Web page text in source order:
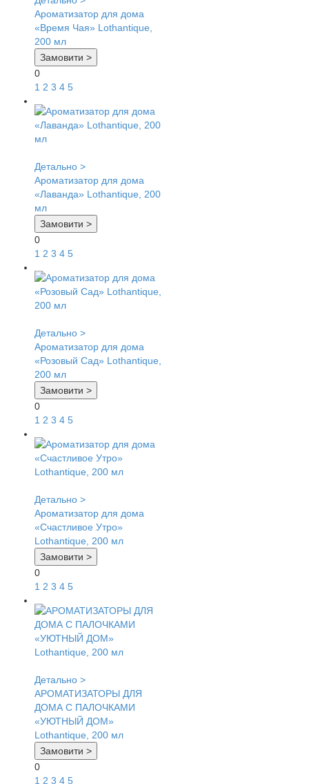
Ароматизатор для дома
«Время Чая» Lothantique,
200 мл
Замовити >
0
1 2 3 4 5
Детально >
Ароматизатор для дома
«Лаванда» Lothantique, 200
мл
Замовити >
0
1 2 3 4 5
Детально >
Ароматизатор для дома
«Розовый Сад» Lothantique,
200 мл
Замовити >
0
1 2 3 4 5
Детально >
Ароматизатор для дома
«Счастливое Утро»
Lothantique, 200 мл
Замовити >
0
1 2 3 4 5
Детально >
АРОМАТИЗАТОРЫ ДЛЯ
ДОМА С ПАЛОЧКАМИ
«УЮТНЫЙ ДОМ»
Lothantique, 200 мл
Замовити >
0
1 2 3 4 5